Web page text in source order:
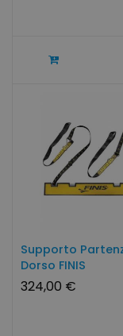
Supporto
Dorso FINIS
324,00 €